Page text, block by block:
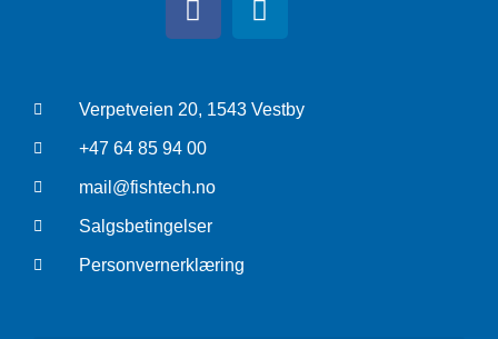
Verpetveien 20, 1543 Vestby
+47 64 85 94 00
mail@fishtech.no
Salgsbetingelser
Personvernerklæring